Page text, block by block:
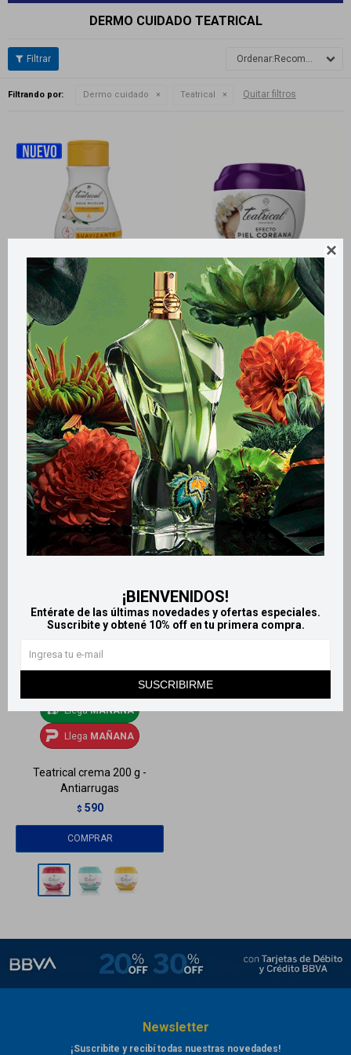

¡BIENVENIDOS!
Entérate de las últimas novedades y ofertas especiales.
Suscribite y obtené 10% off en tu primera compra.
SUSCRIBIRME
DERMO CUIDADO TEATRICAL
Recomendados
Filtrando por: Dermo cuidado Teatrical Quitar filtros
Llega MAÑANA
MAÑANA
Teatrical Agua micelar 600 ml
- Suavizante
$ 498
LlegaMAÑANA
LlegaMAÑANA
Teatrical Crema Facial
Coreana - 200g
$ 343
LlegaMAÑANA
Llega MAÑANA
Teatrical crema 200 g -
Antiarrugas
$ 590
Newsletter
¡Suscribite y recibí todas nuestras novedades!